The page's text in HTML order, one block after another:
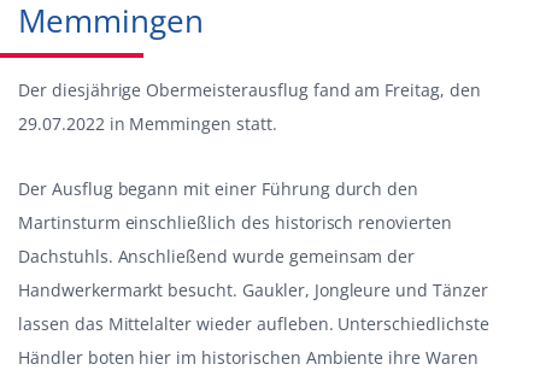
Memmingen
Der diesjährige Obermeisterausflug fand am Freitag, den
29.07.2022 in Memmingen statt.
Der Ausflug begann mit einer Führung durch den
Martinsturm einschließlich des historisch renovierten
Dachstuhls. Anschließend wurde gemeinsam der
Handwerkermarkt besucht. Gaukler, Jongleure und Tänzer
lassen das Mittelalter wieder aufleben. Unterschiedlichste
Händler boten hier im historischen Ambiente ihre Waren